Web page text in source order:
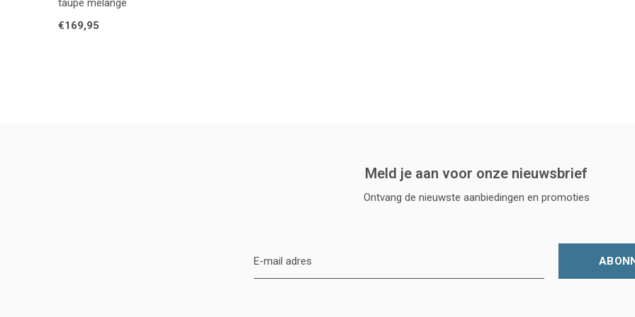
taupe melange
€169,95
Meld je aan voor onze nieuwsbrief
Ontvang de nieuwste aanbiedingen en promoties